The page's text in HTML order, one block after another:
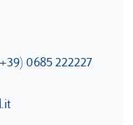
0685 222227